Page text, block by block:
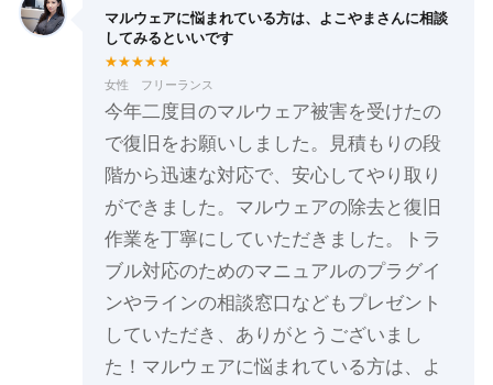
マルウェアに悩まれている方は、よこやまさんに相談
してみるといいです
★★★★★
女性 フリーランス
今年二度目のマルウェア被害を受けたの
で復旧をお願いしました。見積もりの段
階から迅速な対応で、安心してやり取り
ができました。マルウェアの除去と復旧
作業を丁寧にしていただきました。トラ
ブル対応のためのマニュアルのプラグイ
ンやラインの相談窓口などもプレゼント
していただき、ありがとうございまし
た！マルウェアに悩まれている方は、よ